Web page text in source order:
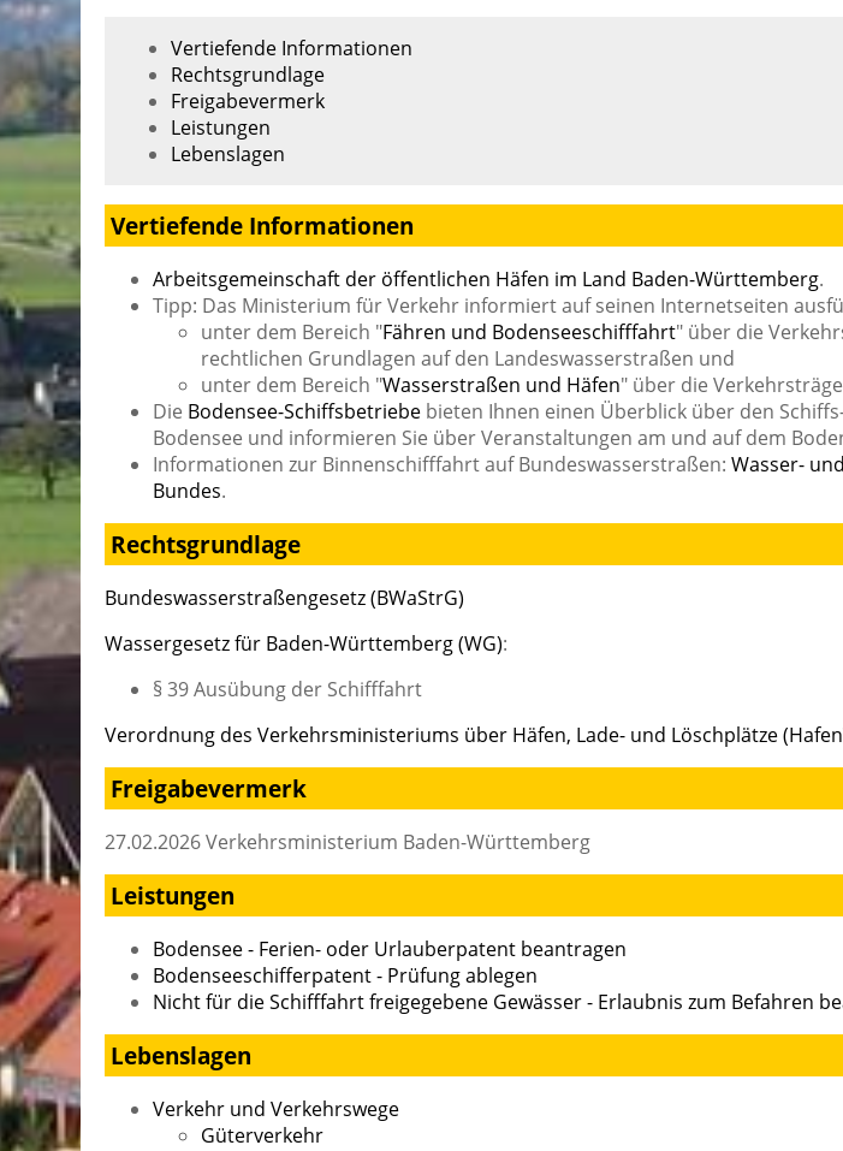
Vertiefende Informationen
Rechtsgrundlage
Freigabevermerk
Leistungen
Lebenslagen
Vertiefende Informationen
Arbeitsgemeinschaft der öffentlichen Häfen im Land Baden-Württemberg.
Tipp: Das Ministerium für Verkehr informiert auf seinen Internetseiten
unter dem Bereich "Fähren und Bodenseeschifffahrt" über die
rechtlichen Grundlagen auf den Landeswasserstraßen und
unter dem Bereich "Wasserstraßen und Häfen" über die
Die Bodensee-Schiffsbetriebe bieten Ihnen einen Überblick über den
Bodensee und informieren Sie über Veranstaltungen am und auf dem
Informationen zur Binnenschifffahrt auf Bundeswasserstraßen: Wasser-
Bundes.
Rechtsgrundlage
Bundeswasserstraßengesetz (BWaStrG)
Wassergesetz für Baden-Württemberg (WG):
§ 39Ausübung der Schifffahrt
Verordnung des Verkehrsministeriums über Häfen, Lade- und Löschplätze
Freigabevermerk
27.02.2026 Verkehrsministerium Baden-Württemberg
Leistungen
Bodensee - Ferien- oder Urlauberpatent beantragen
Bodenseeschifferpatent - Prüfung ablegen
Nicht für die Schifffahrt freigegebene Gewässer - Erlaubnis zum Befahren
Lebenslagen
Verkehr und Verkehrswege
Güterverkehr